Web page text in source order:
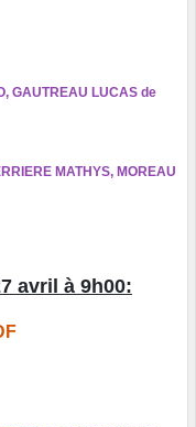
GAUTREAU LUCAS de
MATHYS, MOREAU
avril à 9h00: